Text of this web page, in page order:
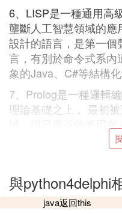
6、LISP是一種通用高
壟斷人工智慧領域的
設計的語言，是第一
言，有別於命令式系
象的Java、C#等結構化
7、Prolog是一種邏輯
理論基礎之上， 最初
建造專家系統、自然
比其他的語言更快速地
更像是使用邏輯的語言
與python4delphi
java返回this